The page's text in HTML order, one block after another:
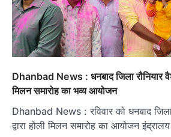
Dhanbad News : धनबाद जिला रौनियार
मिलन समारोह का भव्य आयोजन
Dhanbad News : रविवार को धनबाद
द्वारा होली मिलन समारोह का आयोजन